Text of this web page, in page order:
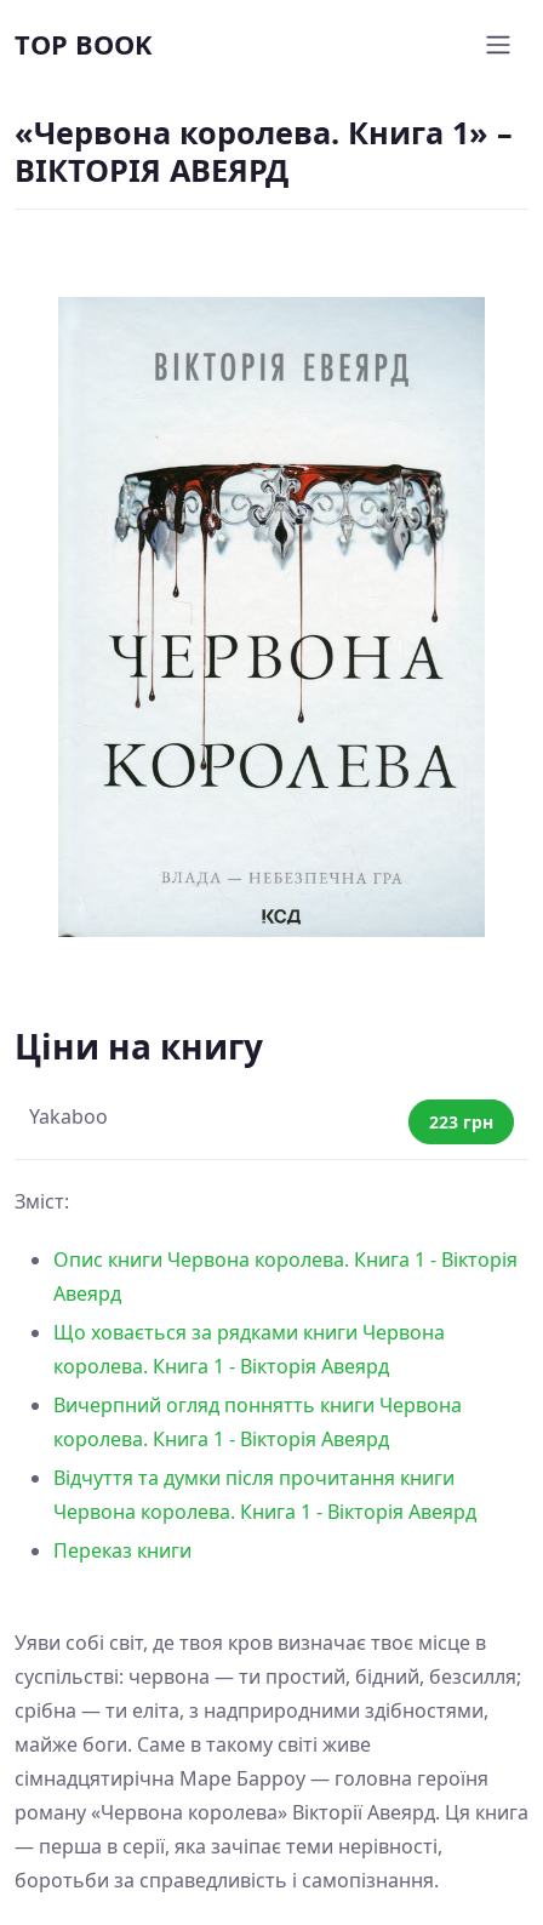
TOP BOOK
«Червона королева. Книга 1» –
ВІКТОРІЯ АВЕЯРД
Ціни на книгу
Yakaboo 223 грн
Зміст:
Опис книги Червона королева. Книга 1 - Вікторія
Авеярд
Що ховається за рядками книги Червона
королева. Книга 1 - Вікторія Авеярд
Вичерпний огляд поннятть книги Червона
королева. Книга 1 - Вікторія Авеярд
Відчуття та думки після прочитання книги
Червона королева. Книга 1 - Вікторія Авеярд
Переказ книги
Уяви собі світ, де твоя кров визначає твоє місце в
суспільстві: червона — ти простий, бідний, безсилля;
срібна — ти еліта, з надприродними здібностями,
майже боги. Саме в такому світі живе
сімнадцятирічна Маре Барроу — головна героїня
роману «Червона королева» Вікторії Авеярд. Ця книга
— перша в серії, яка зачіпає теми нерівності,
боротьби за справедливість і самопізнання.